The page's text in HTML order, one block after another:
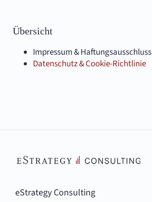
Übersicht
Impressum & Haftungsausschluss
Datenschutz & Cookie-Richtlinie
eStrategy Consulting